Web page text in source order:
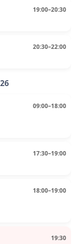
19:00–20:30
20:30–22:00
09:00–18:00
17:30–19:00
18:00–19:00
19:30